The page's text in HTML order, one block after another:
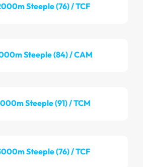
Steeple (76) / TCF
Steeple (84) / CAM
Steeple (91) / TCM
Steeple (76) / TCF